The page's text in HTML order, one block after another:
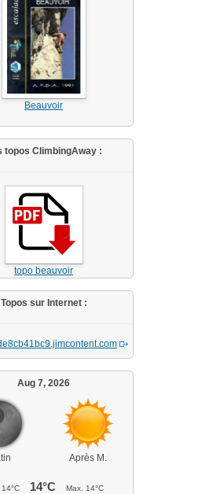
Beauvoir
topos ClimbingAway :
topo beauvoir
Topos sur Internet :
Aug 7, 2026
Après M.
14°C 14°C Max. 14°C